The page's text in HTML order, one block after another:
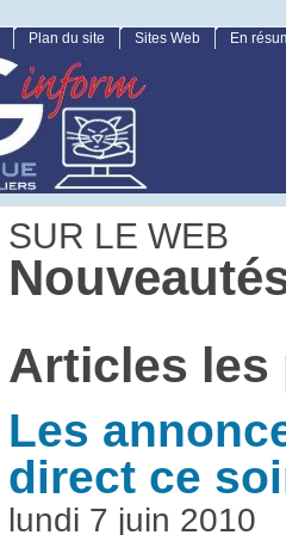
SUR LE WEB
Articles les
Les
direct ce
lundi 7 juin 2010
Plan du site Sites Web En